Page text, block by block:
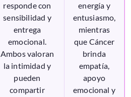
responde con
sensibilidad y
entrega
emocional.
Ambos valoran
la intimidad y
pueden
compartir
energía y
entusiasmo,
mientras
que Cáncer
brinda
empatía,
apoyo
emocional y